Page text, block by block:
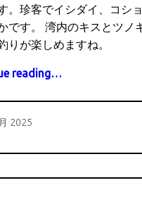
。珍客でイシダイ、コシ
です。 湾内のキスとツノ
りが楽しめますね。
reading“7月26日の釣果”
…
2025